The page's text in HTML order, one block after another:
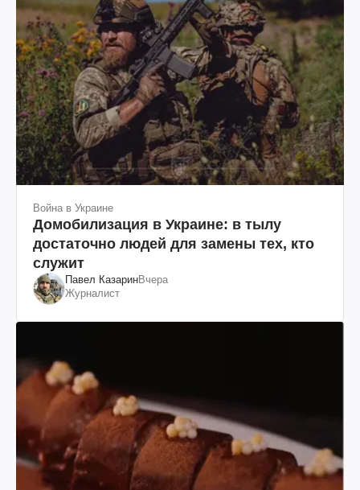
Война в Украине
Домобилизация в Украине: в тылу
достаточно людей для замены тех, кто
служит
Павел КазаринВчера
Журналист